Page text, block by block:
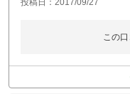
投稿日：2017/09/27
この